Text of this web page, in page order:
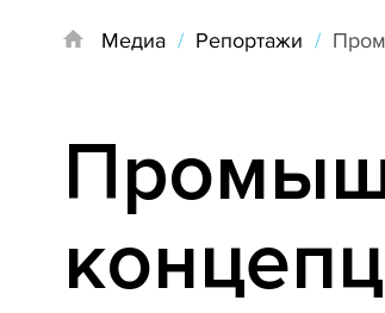
Медиа / Репортажи /